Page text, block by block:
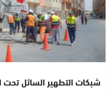
شبكات التطهير السائل تحت